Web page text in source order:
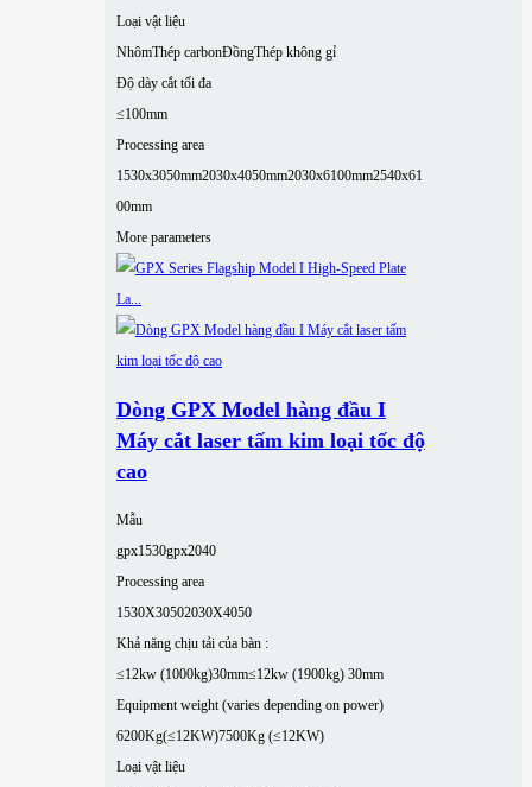
Loại vật liệu
NhômThép carbonĐồngThép không gỉ
Độ dày cắt tối đa
≤100mm
Processing area
1530x3050mm2030x4050mm2030x6100mm2540x61
00mm
More parameters
Dòng GPX Model hàng đầu I
Máy cắt laser tấm kim loại tốc độ
cao
Mẫu
gpx1530gpx2040
Processing area
1530X30502030X4050
Khả năng chịu tải của bàn :
≤12kw (1000kg)30mm≤12kw (1900kg) 30mm
Equipment weight (varies depending on power)
6200Kg(≤12KW)7500Kg (≤12KW)
Loại vật liệu